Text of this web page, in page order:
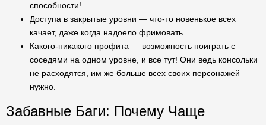
способности!
Доступа в закрытые уровни — что-то новенькое всех
качает, даже когда надоело фримовать.
Какого-никакого профита — возможность поиграть с
соседями на одном уровне, и все тут! Они ведь консольки
не расходятся, им же больше всех своих персонажей
нужно.
Забавные Баги: Почему Чаще